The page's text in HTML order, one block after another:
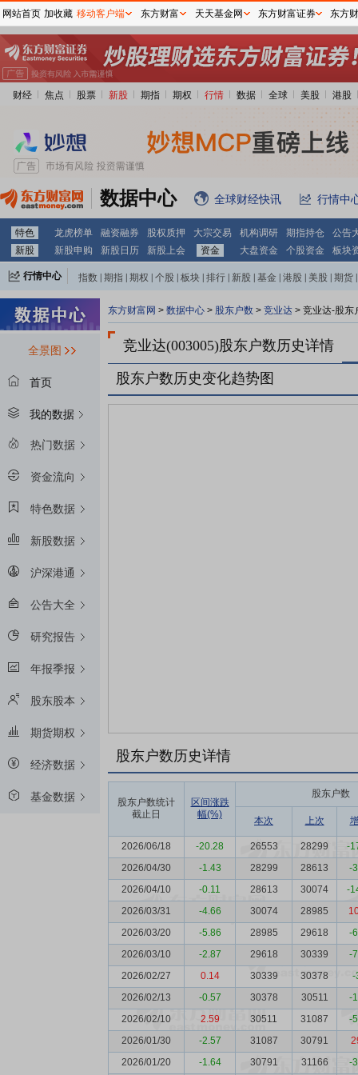
财经 焦点 股票 新股 期指 期权 行情 数据 全球 美股 港股
数据中心 全球财经快讯 行情中
特色 龙虎榜单 融资融券 股权质押 大宗交易 机构调研 期指持仓
公告
新股
新股申购 新股日历 新股上会 资金 大盘资金 个股资金 板块
行情中心 指数 期指 期权 个股 板块 排行 新股 基金 港股 美股 期货
全景图
首页
我的数据
热门数据
资金流向
特色数据
新股数据
沪深港通
公告大全
研究报告
年报季报
股东股本
期货期权
经济数据
基金数据
东方财富网 > 数据中心 > 股东户数 > 竞业达 > 竞业达-股东
竞业达(003005)股东户数历史详情
股东户数历史变化趋势图
股东户数历史详情
股东户数统计
截止日
区间涨跌
幅(%)
股东户数
本次 上次
2026/06/18 -20.28 26553 28299
-
2026/04/30
-1.43 28299 28613
-
2026/04/10
-0.11 28613 30074
-
2026/03/31
-4.66 30074 28985
2026/03/20
-5.86 28985 29618
-
2026/03/10
-2.87 29618 30339
-
2026/02/27
0.14 30339 30378
-
2026/02/13
-0.57 30378 30511
-
2026/02/10
2.59 30511 31087
-
2026/01/30
-2.57 31087 30791
2026/01/20
-1.64 30791 31166
-
网站首页 加收藏 移动客户端 东方财富 天天基金网 东方财富证券 东方